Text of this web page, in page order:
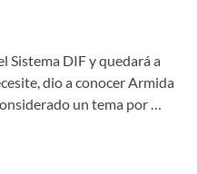
Sistema DIF y quedará a
dio a conocer Armida
un tema por …